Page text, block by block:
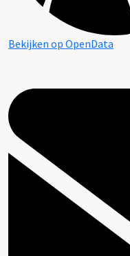
Bekijken op OpenData